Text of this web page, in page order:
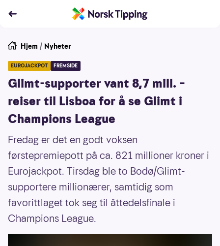
Hjem / Nyheter
EUROJACKPOT FREMSIDE
Glimt-supporter vant 8,7 mill. –
reiser til Lisboa for å se Glimt i
Champions League
Fredag er det en godt voksen
førstepremiepott på ca. 821 millioner kroner i
Eurojackpot. Tirsdag ble to Bodø/Glimt-
supportere millionærer, samtidig som
favorittlaget tok seg til åttedelsfinale i
Champions League.